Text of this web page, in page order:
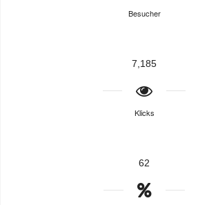
Besucher
7,185
Klicks
62